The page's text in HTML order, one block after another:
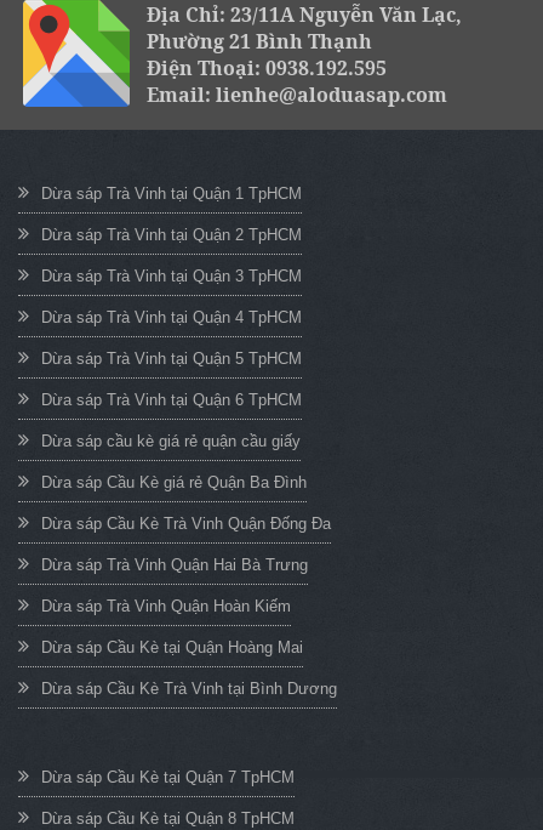
Địa Chỉ: 23/11A Nguyễn Văn Lạc,
Phường 21 Bình Thạnh
Điện Thoại: 0938.192.595
Email: lienhe@aloduasap.com
Dừa sáp Trà Vinh tại Quận 1 TpHCM
Dừa sáp Trà Vinh tại Quận 2 TpHCM
Dừa sáp Trà Vinh tại Quận 3 TpHCM
Dừa sáp Trà Vinh tại Quận 4 TpHCM
Dừa sáp Trà Vinh tại Quận 5 TpHCM
Dừa sáp Trà Vinh tại Quận 6 TpHCM
Dừa sáp cầu kè giá rẻ quận cầu giấy
Dừa sáp Cầu Kè giá rẻ Quận Ba Đình
Dừa sáp Cầu Kè Trà Vinh Quận Đống Đa
Dừa sáp Trà Vinh Quận Hai Bà Trưng
Dừa sáp Trà Vinh Quận Hoàn Kiếm
Dừa sáp Cầu Kè tại Quận Hoàng Mai
Dừa sáp Cầu Kè Trà Vinh tại Bình Dương
Dừa sáp Cầu Kè tại Quận 7 TpHCM
Dừa sáp Cầu Kè tại Quận 8 TpHCM